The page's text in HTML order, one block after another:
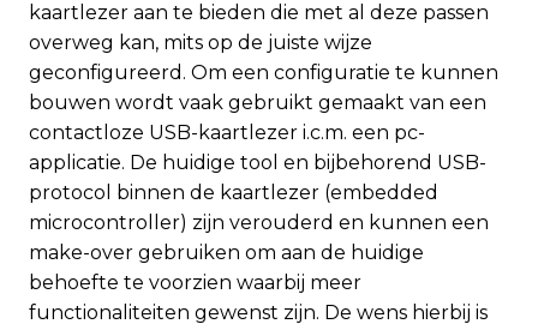
kaartlezer aan te bieden die met al deze passen
overweg kan, mits op de juiste wijze
geconfigureerd. Om een configuratie te kunnen
bouwen wordt vaak gebruikt gemaakt van een
contactloze USB-kaartlezer i.c.m. een pc-
applicatie. De huidige tool en bijbehorend USB-
protocol binnen de kaartlezer (embedded
microcontroller) zijn verouderd en kunnen een
make-over gebruiken om aan de huidige
behoefte te voorzien waarbij meer
functionaliteiten gewenst zijn. De wens hierbij is